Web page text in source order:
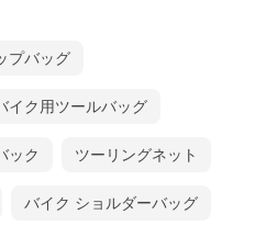
プバッグ
イク用ツールバッグ
ック ツーリングネット
バイク ショルダーバッグ